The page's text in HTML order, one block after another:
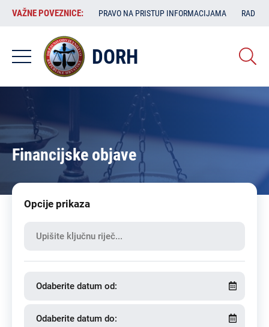
Skoči
sadržaj
VAŽNE
POVEZNICE:
VAŽNE POVEZNICE: PRAVO NA PRISTUP INFORMACIJAMA RAD
DORH
Financijske objave
Opcije prikaza
Odaberite datum od:
Odaberite datum do: